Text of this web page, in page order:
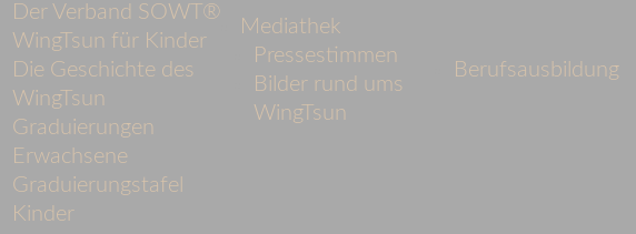
Der Verband SOWT®
WingTsun für Kinder
Die Geschichte des
WingTsun
Graduierungen
Erwachsene
Graduierungstafel
Kinder
Mediathek
Pressestimmen
Bilder rund ums
WingTsun
Berufsausbildung